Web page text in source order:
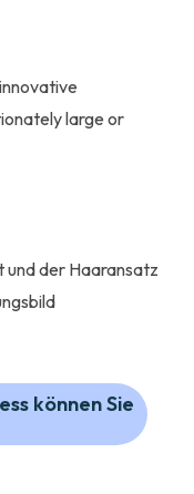
large or
und der Haaransatz
können Sie